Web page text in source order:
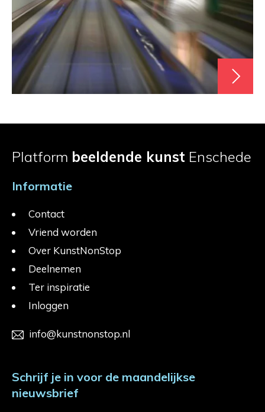
Platform beeldende kunst Enschede
Informatie
Contact
Vriend worden
Over KunstNonStop
Deelnemen
Ter inspiratie
Inloggen
info@kunstnonstop.nl
Schrijf je in voor de maandelijkse
nieuwsbrief